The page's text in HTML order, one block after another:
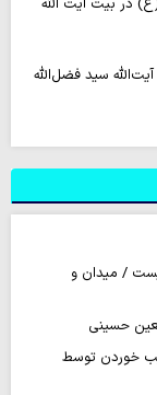
سید فضل‌الله
/ میدان و
حسینی
خوردن توسط